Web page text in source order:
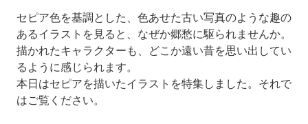
セピア色を基調とした、色あせた古い写真のような趣の
あるイラストを見ると、なぜか郷愁に駆られませんか。
描かれたキャラクターも、どこか遠い昔を思い出してい
るように感じられます。
本日はセピアを描いたイラストを特集しました。それで
はご覧ください。